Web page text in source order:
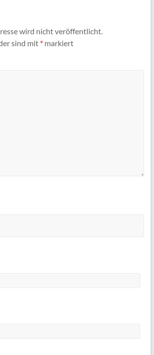
wird nicht veröffentlicht.
sind mit *markiert